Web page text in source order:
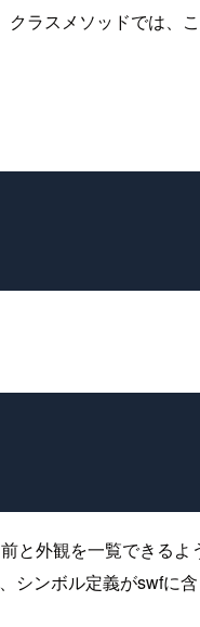
スメソッドでは、
外観を一覧できるよ
ンボル定義がswfに